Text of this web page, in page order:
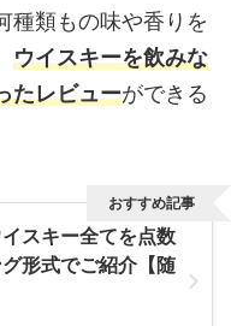
種類もの味や香りを
ウイスキーを飲みな
たレビューができる
スキー全てを点数
形式でご紹介【随
おすすめ記事